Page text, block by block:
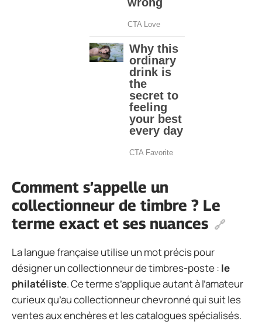
Comment s’appelle un
collectionneur de timbre ? Le
terme exact et ses nuances
La langue française utilise un mot précis pour
désigner un collectionneur de timbres-poste : le
philatéliste. Ce terme s’applique autant à l’amateur
curieux qu’au collectionneur chevronné qui suit les
ventes aux enchères et les catalogues spécialisés.